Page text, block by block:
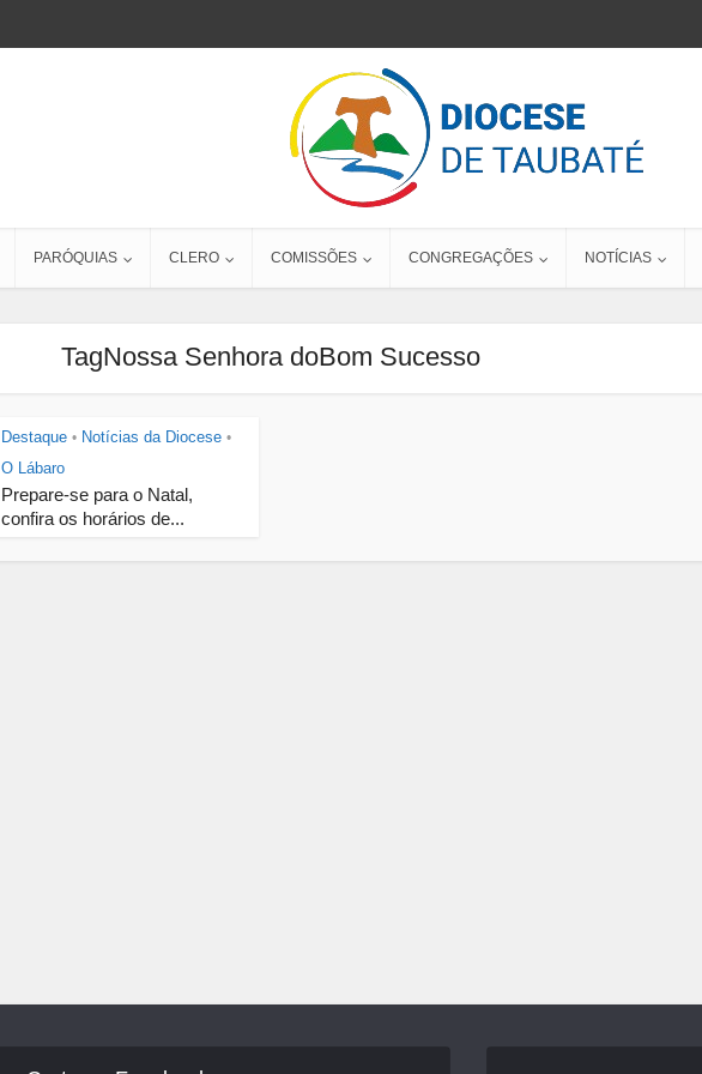
PARÓQUIAS CLERO COMISSÕES CONGREGAÇÕES NOTÍCIAS
TagNossa Senhora doBom Sucesso
Destaque • Notícias da Diocese •
O Lábaro
Prepare-se para o Natal,
confira os horários de...